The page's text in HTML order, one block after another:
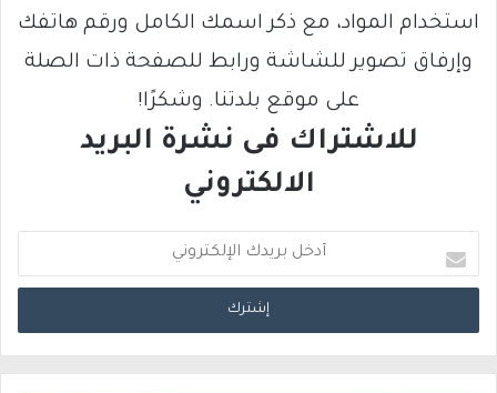
استخدام المواد، مع ذكر اسمك الكامل ورقم هاتفك
وإرفاق تصوير للشاشة ورابط للصفحة ذات الصلة
على موقع بلدتنا. وشكرًا!
للاشتراك فى نشرة البريد
الالكتروني
د
خ